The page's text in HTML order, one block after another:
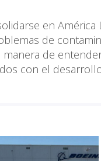
en
de
de
con el